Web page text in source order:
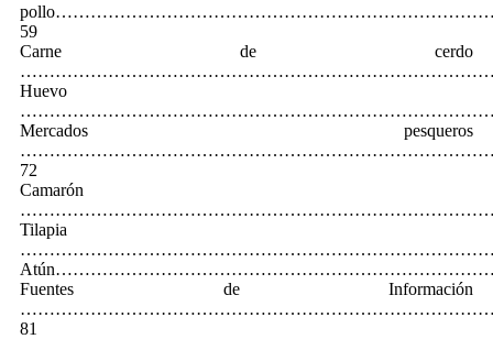
59
Carne de cerdo
Huevo
Mercados pesqueros
72
Camarón
Tilapia
Fuentes de Información
81